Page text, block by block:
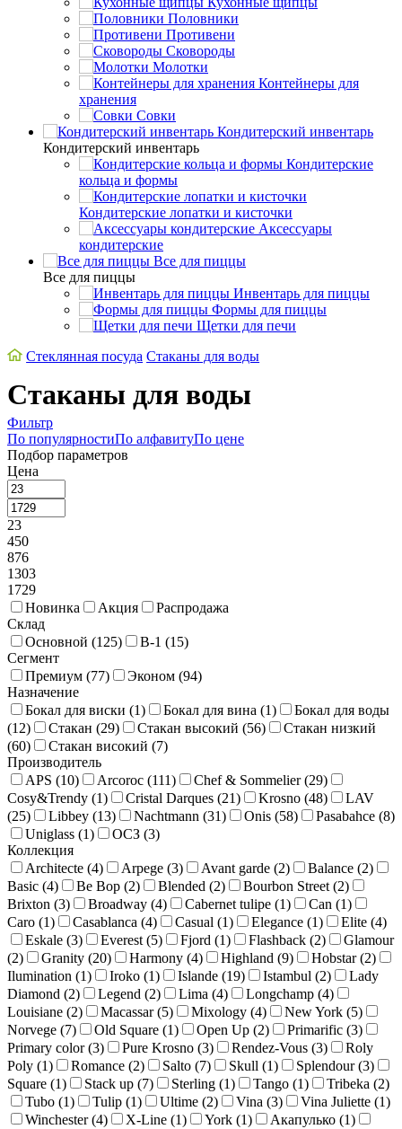
Половники
Противени
Сковороды
Молотки
Контейнеры для
хранения
Совки
Кондитерский инвентарь
Кондитерский инвентарь
Кондитерские
кольца и формы
Кондитерские лопатки и кисточки
Аксессуары
кондитерские
Все для пиццы
Все для пиццы
Инвентарь для пиццы
Формы для пиццы
Щетки для печи
Стеклянная посуда Стаканы для воды
Стаканы для воды
Фильтр
По популярностиПо алфавитуПо цене
Подбор параметров
Цена
23
450
876
1303
1729
Новинка
Акция
Распродажа
Склад
Основной (125) В-1 (15)
Сегмент
Премиум (77) Эконом (94)
Назначение
Бокал для виски (1) Бокал для вина (1)
Бокал для воды
(12) Стакан (29) Стакан высокий (56)
Стакан низкий
(60) Стакан високий (7)
Производитель
APS (10) Arcoroc (111) Chef & Sommelier (29)
Cosy&Trendy (1) Cristal Darques (21) Krosno (48)
LAV
(25) Libbey (13) Nachtmann (31) Onis (58) Pasabahce (8)
Uniglass (1) ОСЗ (3)
Коллекция
Architecte (4) Arpege (3) Avant garde (2) Balance (2)
Basic (4) Be Bop (2) Blended (2) Bourbon Street (2)
Brixton (3) Broadway (4) Cabernet tulipe (1) Can (1)
Caro (1) Casablanca (4) Casual (1) Elegance (1) Elite (4)
Eskale (3) Everest (5) Fjord (1) Flashback (2)
Glamour
(2) Granity (20) Harmony (4) Highland (9) Hobstar (2)
Ilumination (1) Iroko (1) Islande (19) Istambul (2)
Lady
Diamond (2) Legend (2) Lima (4) Longchamp (4)
Louisiane (2) Macassar (5) Mixology (4) New York (5)
Norvege (7) Old Square (1) Open Up (2) Primarific (3)
Primary color (3) Pure Krosno (3) Rendez-Vous (3)
Roly
Poly (1) Romance (2) Salto (7) Skull (1) Splendour (3)
Square (1) Stack up (7) Sterling (1) Tango (1) Tribeka (2)
Tubo (1) Tulip (1) Ultime (2) Vina (3) Vina Juliette (1)
Winchester (4) X-Line (1) York (1) Акапулько (1)